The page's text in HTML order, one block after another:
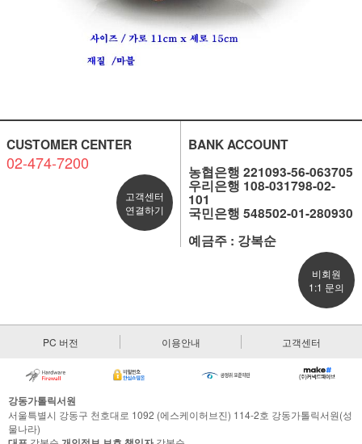
CUSTOMER CENTER
02-474-7200
고객센터
연결하기
BANK ACCOUNT
농협은행 221093-56-063705
우리은행 108-031798-02-
101
국민은행 548502-01-280930
예금주 : 강복순
비회원
1:1 문의
PC 버전 이용안내 고객센터
강동가톨릭서원
서울특별시 강동구 천호대로 1092 (에스케이허브진) 114-2호 강동가톨릭서원(성
물나라)